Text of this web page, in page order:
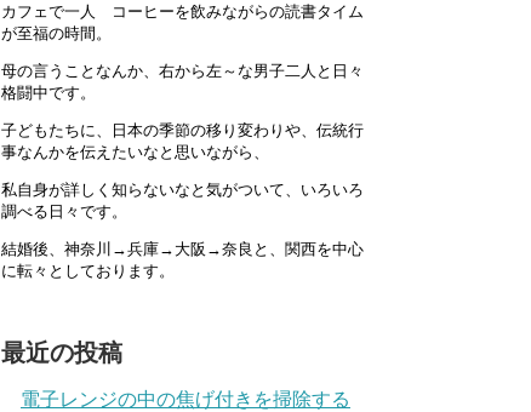
カフェで一人 コーヒーを飲みながらの読書タイム
が至福の時間。
母の言うことなんか、右から左～な男子二人と日々
格闘中です。
子どもたちに、日本の季節の移り変わりや、伝統行
事なんかを伝えたいなと思いながら、
私自身が詳しく知らないなと気がついて、いろいろ
調べる日々です。
結婚後、神奈川→兵庫→大阪→奈良と、関西を中心
に転々としております。
最近の投稿
電子レンジの中の焦げ付きを掃除する